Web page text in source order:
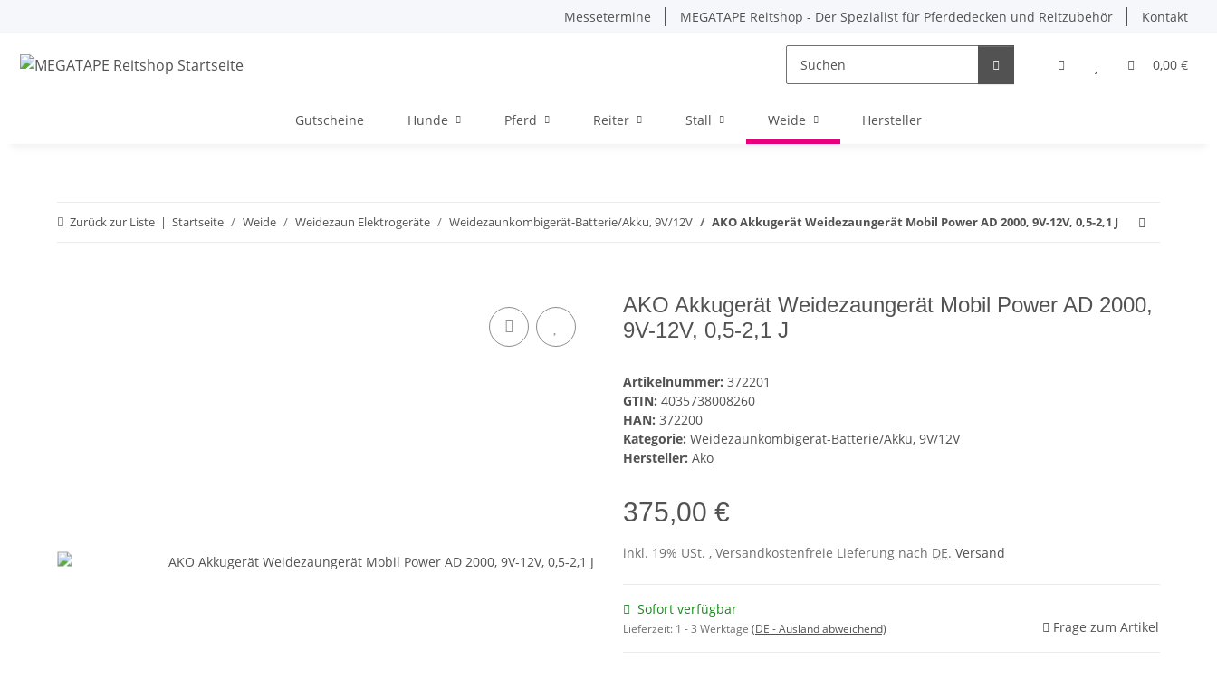
Messetermine MEGATAPE Reitshop - Der Spezialist für Pferdedecken und Reitzubehör Kontakt
0,00 €
Gutscheine Hunde Pferd Reiter Stall Weide Hersteller
Zurück zur Liste Startseite Weide Weidezaun Elektrogeräte Weidezaunkombigerät-Batterie/Akku, 9V/12V AKO Akkugerät Weidezaungerät Mobil Power AD 2000, 9V-12V, 0,5-2,1 J
AKO Akkugerät Weidezaungerät Mobil Power AD 2000,
9V-12V, 0,5-2,1 J
Artikelnummer: 372201
GTIN: 4035738008260
HAN: 372200
Kategorie: Weidezaunkombigerät-Batterie/Akku, 9V/12V
Hersteller: Ako
375,00 €
inkl. 19% USt. , Versandkostenfreie Lieferung nach DE. Versand
Sofort verfügbar
Lieferzeit: 1 - 3 Werktage (DE - Ausland abweichend) Frage zum Artikel